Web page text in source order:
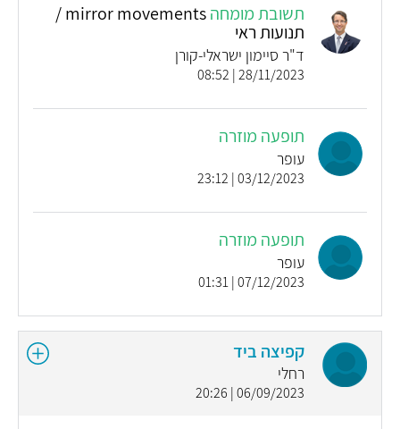
תשובת מומחה
mirror movements /
תנועות ראי
ד"ר סיימון ישראלי-קורן
28/11/2023 | 08:52
תופעה מוזרה
עופר
03/12/2023 | 23:12
תופעה מוזרה
עופר
07/12/2023 | 01:31
קפיצה ביד
רחלי
06/09/2023 | 20:26